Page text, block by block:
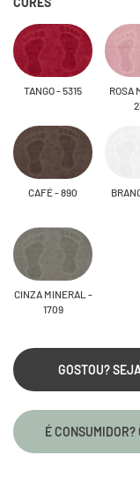
TANGO - 5315
ROSA
CAFÉ - 890
CINZA MINERAL -
1709
GOSTOU?
É